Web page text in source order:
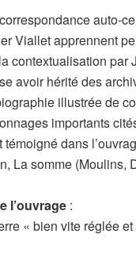
auto-
Viallet apprennent
contextualisation
avoir hérité des
illustrée de
importants
dans
La somme (Moulins,
l’ouvrage :
« bien vite réglée